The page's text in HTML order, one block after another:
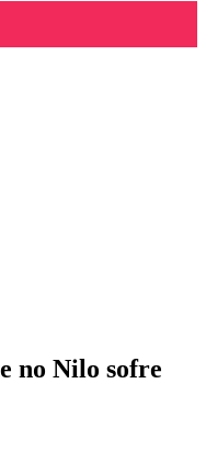
no Nilo sofre